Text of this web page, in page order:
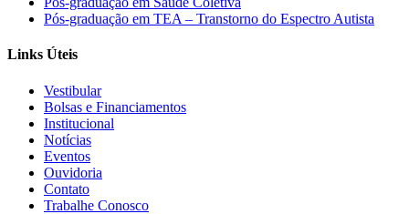
Pós-graduação em TEA – Transtorno do Espectro Autista
Links Úteis
Vestibular
Bolsas e Financiamentos
Institucional
Notícias
Eventos
Ouvidoria
Contato
Trabalhe Conosco